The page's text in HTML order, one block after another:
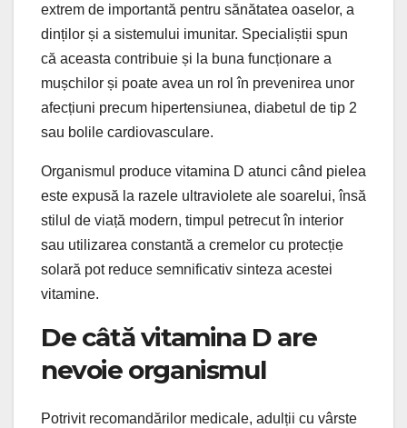
extrem de importantă pentru sănătatea oaselor, a
dinților și a sistemului imunitar. Specialiștii spun
că aceasta contribuie și la buna funcționare a
mușchilor și poate avea un rol în prevenirea unor
afecțiuni precum hipertensiunea, diabetul de tip 2
sau bolile cardiovasculare.
Organismul produce vitamina D atunci când pielea
este expusă la razele ultraviolete ale soarelui, însă
stilul de viață modern, timpul petrecut în interior
sau utilizarea constantă a cremelor cu protecție
solară pot reduce semnificativ sinteza acestei
vitamine.
De câtă vitamina D are
nevoie organismul
Potrivit recomandărilor medicale, adulții cu vârste